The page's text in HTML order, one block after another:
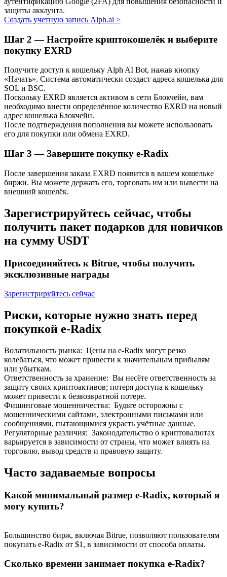
Изучите стейкинг
Узнайте о пассивном доходе
Bitrue
Bitrue Партнеры
Партнеры Bitrue
До 65% комиссии!
Реферал
Пригласите друга, чтобы получить денежные
вознаграждения
Deposit CASHCAT & Win
Deposit CASHCAT & Win
защиты аккаунта.
Создать учетную запись Alph.ai >
Шаг 2 — Настройте криптокошелёк и выберите
покупку EXRD
Получите доступ к кошельку Alph AI Bot, нажав кнопку
«Начать». Система автоматически создаст адреса кошелька для
SOL и BSC.
Поскольку EXRD является активом в сети Блокчейн, вам
необходимо внести определённое количество EXRD на новый
адрес кошелька Блокчейн.
После подтверждения пополнения вы можете использовать
его для покупки или обмена EXRD.
Шаг 3 —Завершите покупку e-Radix
После завершения заказа EXRD появится в вашем кошельке
биржи. Вы можете держать его, торговать им или вывести на
внешний кошелёк.
Зарегистрируйтесь сейчас, чтобы
получить пакет подарков для новичков
на сумму USDT
Присоединяйтесь к Bitrue, чтобы получить
эксклюзивные награды
Зарегистрируйтесь сейчас
Риски, которые нужно знать перед
покупкой e-Radix
Волатильность рынка: Цены на e-Radix могут резко
колебаться, что может привести к значительным прибылям
или убыткам.
Ответственность за хранение: Вы несёте ответственность за
защиту своих криптоактивов; потеря доступа к кошельку
может привести к безвозвратной потере.
Фишинговые мошенничества: Будьте осторожны с
мошенническими сайтами, электронными письмами или
сообщениями, пытающимися украсть учётные данные.
Регуляторные различия: Законодательство о криптовалютах
варьируется в зависимости от страны, что может влиять на
торговлю, вывод средств и правовую защиту.
Часто задаваемые вопросы
Какой минимальный размер e-Radix, который я
могу купить?
Большинство бирж, включая Bitrue, позволяют пользователям
покупать e-Radix от $1, в зависимости от способа оплаты.
Сколько времени занимает покупка e-Radix?